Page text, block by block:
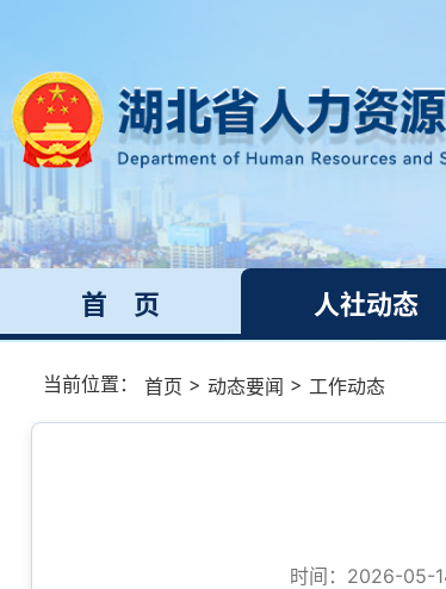
首 页 人社动态
当前位置： 首页 > 动态要闻 > 工作动态
时间：2026-05-